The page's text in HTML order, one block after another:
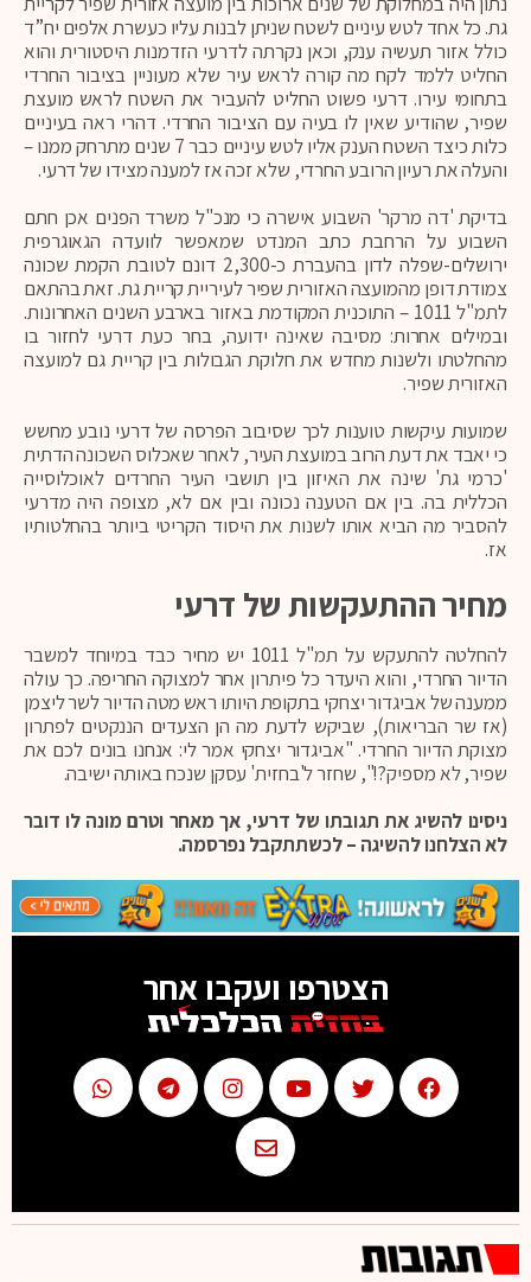
גת. כל אחד לטש עיניים לשטח שניתן לבנות עליו כעשרת אלפים יח”ד
כולל אזור תעשיה ענק, וכאן נקרתה לדרעי הזדמנות היסטורית והוא
החליט ללמד לקח מה קורה לראש עיר שלא מעוניין בציבור החרדי
בתחומי עירו. דרעי פשוט החליט להעביר את השטח לראש מועצת
שפיר, שהודיע שאין לו בעיה עם הציבור החרדי. דהרי ראה בעיניים
כלות כיצד השטח הענק אליו לטש עיניים כבר 7 שנים מתרחק ממנו –
והעלה את רעיון הרובע החרדי, שלא זכה אז למענה מצידו של דרעי.
בדיקת 'דה מרקר' השבוע אישרה כי מנכ"ל משרד הפנים אכן חתם
השבוע על הרחבת כתב המנדט שמאפשר לוועדה הגאוגרפית
ירושלים-שפלה לדון בהעברת כ-2,300 דונם לטובת הקמת שכונה
צמודת דופן מהמועצה האזורית שפיר לעיריית קריית גת. זאת בהתאם
לתמ"ל 1011 – התוכנית המקודמת באזור בארבע השנים האחרונות.
ובמילים אחרות: מסיבה שאינה ידועה, בחר כעת דרעי לחזור בו
מהחלטתו ולשנות מחדש את חלוקת הגבולות בין קריית גם למועצה
האזורית שפיר.
שמועות עיקשות טוענות לכך שסיבוב הפרסה של דרעי נובע מחשש
כי יאבד את דעת הרוב במועצת העיר, לאחר שאכלוס השכונה הדתית
'כרמי גת' שינה את האיזון בין תושבי העיר החרדים לאוכלוסייה
הכללית בה. בין אם הטענה נכונה ובין אם לא, מצופה היה מדרעי
להסביר מה הביא אותו לשנות את היסוד הקריטי ביותר בהחלטותיו
אז.
מחיר ההתעקשות של דרעי
להחלטה להתעקש על תמ"ל 1011 יש מחיר כבד במיוחד למשבר
הדיור החרדי, והוא היעדר כל פיתרון אחר למצוקה החריפה. כך עולה
ממענה של אביגדור יצחקי בתקופת היותו ראש מטה הדיור לשר ליצמן
(אז שר הבריאות), שביקש לדעת מה הן הצעדים הננקטים לפתרון
מצוקת הדיור החרדי. "אביגדור יצחקי אמר לי: אנחנו בונים לכם את
שפיר, לא מספיק?!", שחזר ל'בחזית' עסקן שנכח באותה ישיבה.
ניסינו להשיג את תגובתו של דרעי, אך מאחר וטרם מונה לו דובר
לא הצלחנו להשיגה – לכשתתקבל נפרסמה.
הצטרפו ועקבו אחר